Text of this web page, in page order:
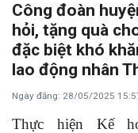
Công đoàn
hỏi, tặng quà
đặc biệt khó
lao động nhân
Ngày đăng: 28/05/2025
Thực hiện Kế